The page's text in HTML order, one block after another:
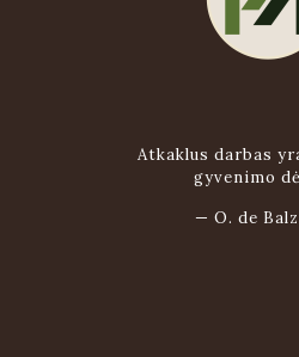
Atkaklus darbas
gyvenimo
— O. de